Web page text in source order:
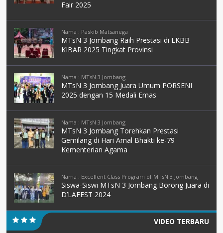
Fair 2025
Nama : Paskib Matsanega
MTsN 3 Jombang Raih Prestasi di LKBB
KIBAR 2025 Tingkat Provinsi
Nama : MTsN 3 Jombang
MTsN 3 Jombang Juara Umum PORSENI
2025 dengan 15 Medali Emas
Nama : MTsN 3 Jombang
MTsN 3 Jombang Torehkan Prestasi
Gemilang di Hari Amal Bhakti ke-79
Kementerian Agama
Nama : Excellent Class Program of MTsN 3 Jombang
Siswa-Siswi MTsN 3 Jombang Borong Juara di
D’LAFEST 2024
VIDEO TERBARU